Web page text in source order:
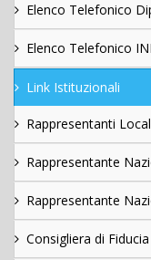
Elenco Telefonico
Elenco Telefonico
Link Istituzionali
Rappresentanti
Rappresentante
Rappresentante
Consigliera di